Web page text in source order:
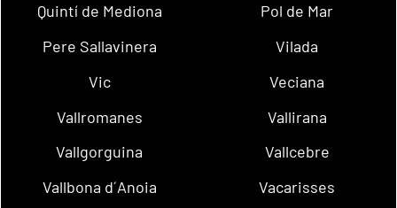
Quintí de Mediona
Pol de Mar
Pere Sallavinera
Vilada
Vic
Veciana
Vallromanes
Vallirana
Vallgorguina
Vallcebre
Vallbona d´Anoia
Vacarisses